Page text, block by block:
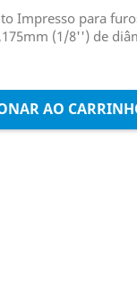
Impresso para
(1/8'') de
AO